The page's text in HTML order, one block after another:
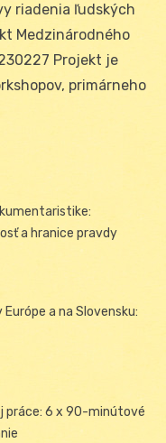
riadenia ľudských
Medzinárodného
Projekt je
primárneho
a hranice pravdy
a na Slovensku:
práce: 6 x 90-minútové